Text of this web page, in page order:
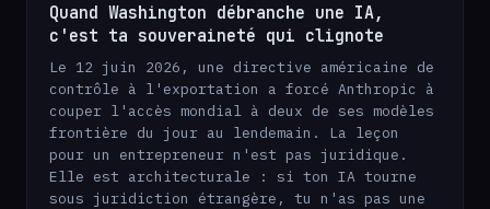
Quand Washington débranche une IA,
c'est ta souveraineté qui clignote
Le 12 juin 2026, une directive américaine de
contrôle à l'exportation a forcé Anthropic à
couper l'accès mondial à deux de ses modèles
frontière du jour au lendemain. La leçon
pour un entrepreneur n'est pas juridique.
Elle est architecturale : si ton IA tourne
sous juridiction étrangère, tu n'as pas une